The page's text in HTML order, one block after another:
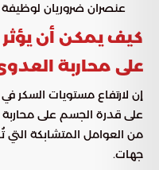
عنصران ضروريان لوظيفة
كيف يمكن أن
على محاربة
إن لارتفاع مستويات السكر
على قدرة الجسم على
من العوامل المتشابكة
جهات.